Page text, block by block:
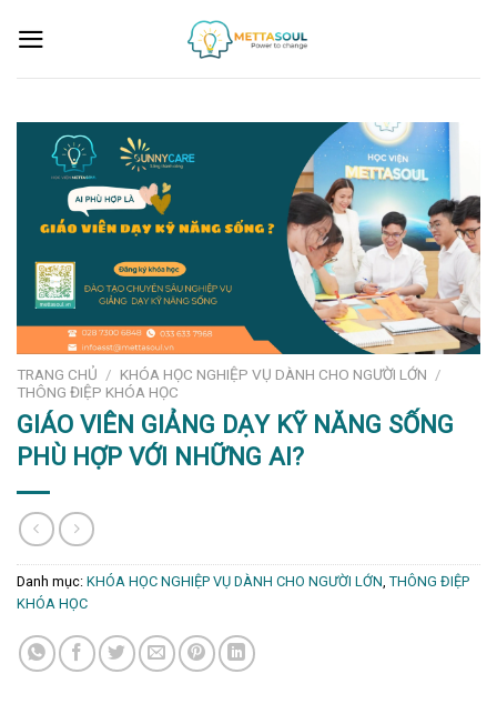
TRANG CHỦ / KHÓA HỌC NGHIỆP VỤ DÀNH CHO NGƯỜI LỚN /
THÔNG ĐIỆP KHÓA HỌC
GIÁO VIÊN GIẢNG DẠY KỸ NĂNG SỐNG
PHÙ HỢP VỚI NHỮNG AI?
Danh mục: KHÓA HỌC NGHIỆP VỤ DÀNH CHO NGƯỜI LỚN, THÔNG ĐIỆP
KHÓA HỌC